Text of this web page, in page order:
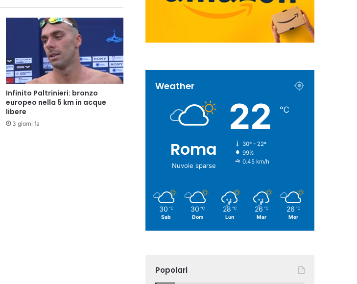
Infinito Paltrinieri: bronzo
europeo nella 5 km in acque
libere
3 giorni fa
Weather
Roma
Nuvole sparse
22 ℃
30º - 22º
99%
0.45 km/h
30 ℃
Sab
30 ℃
Dom
28 ℃
Lun
26 ℃
Mar
26 ℃
Mer
Popolari